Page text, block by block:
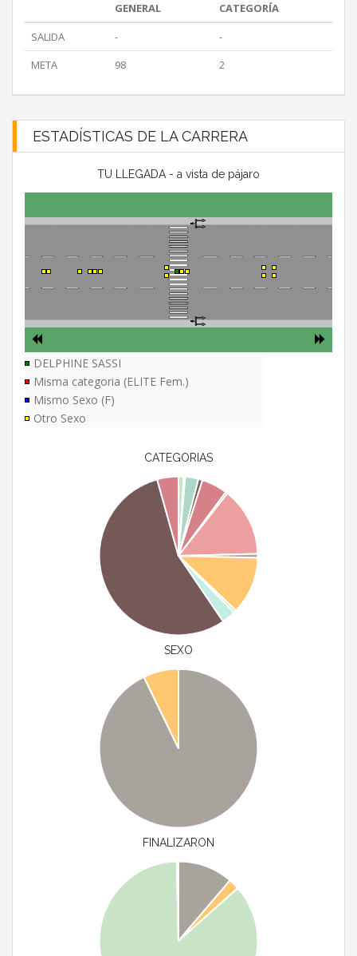
GENERAL
CATEGORÍA
SALIDA
-
-
META
98 2
ESTADÍSTICAS DE LA CARRERA
TU LLEGADA - a vista de pájaro
DELPHINE SASSI
Misma categoria (ELITE Fem.)
Mismo Sexo (F)
Otro Sexo
CATEGORIAS
SEXO
FINALIZARON